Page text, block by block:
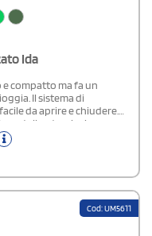
Ida
e compatto ma fa un
Il sistema di
da aprire e chiudere.
stecche in
una buona presa.
si adatta
borsa. L'ombrello Ida è
a molteplici opzioni di
per una riporlo
Cod: UM5611